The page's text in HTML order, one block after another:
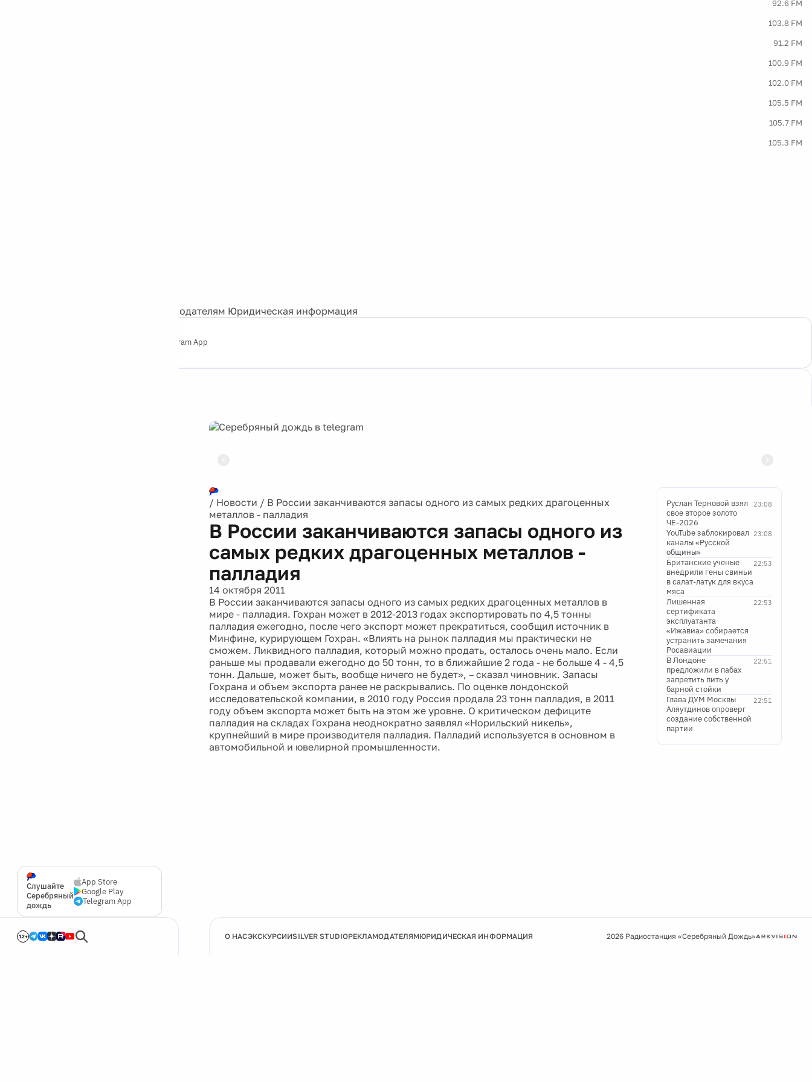
92.6 FM
103.8 FM
91.2 FM
100.9 FM
102.0 FM
105.5 FM
105.7 FM
105.3 FM
Рекламодателям Юридическая информация
Telegram App
Слушайте
Серебряный
дождь
App Store
Google Play
Telegram App
12+
/ Новости / В России заканчиваются запасы одного из самых редких драгоценных
металлов - палладия
В России заканчиваются запасы одного из
самых редких драгоценных металлов -
палладия
14 октября 2011
В России заканчиваются запасы одного из самых редких драгоценных металлов в
мире - палладия. Гохран может в 2012-2013 годах экспортировать по 4,5 тонны
палладия ежегодно, после чего экспорт может прекратиться, сообщил источник в
Минфине, курирующем Гохран. «Влиять на рынок палладия мы практически не
сможем. Ликвидного палладия, который можно продать, осталось очень мало. Если
раньше мы продавали ежегодно до 50 тонн, то в ближайшие 2 года - не больше 4 - 4,5
тонн. Дальше, может быть, вообще ничего не будет», – сказал чиновник. Запасы
Гохрана и объем экспорта ранее не раскрывались. По оценке лондонской
исследовательской компании, в 2010 году Россия продала 23 тонн палладия, в 2011
году объем экспорта может быть на этом же уровне. О критическом дефиците
палладия на складах Гохрана неоднократно заявлял «Норильский никель»,
крупнейший в мире производителя палладия. Палладий используется в основном в
автомобильной и ювелирной промышленности.
23:08
Руслан Терновой взял
свое второе золото
ЧЕ-2026
23:08
YouTube заблокировал
каналы «Русской
общины»
22:53
Британские ученые
внедрили гены свиньи
в салат-латук для вкуса
мяса
22:53
Лишенная
сертификата
эксплуатанта
«Ижавиа» собирается
устранить замечания
Росавиации
22:51
В Лондоне
предложили в пабах
запретить пить у
барной стойки
22:51
Глава ДУМ Москвы
Аляутдинов опроверг
создание собственной
партии
О НАСЭКСКУРСИИSILVER STUDIOРЕКЛАМОДАТЕЛЯМЮРИДИЧЕСКАЯ ИНФОРМАЦИЯ 2026 Радиостанция «Серебряный Дождь»